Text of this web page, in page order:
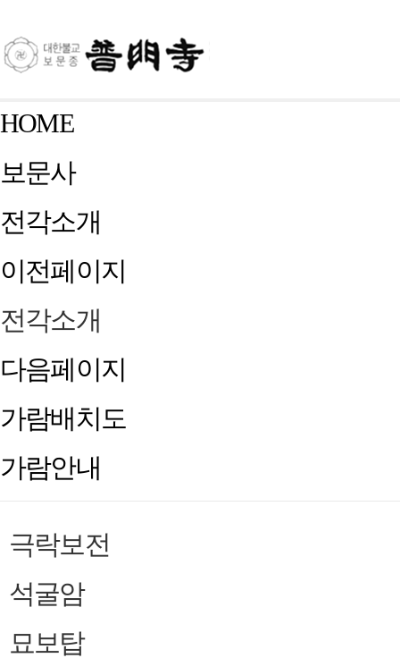
HOME
보문사
전각소개
이전페이지
전각소개
다음페이지
가람배치도
가람안내
극락보전
석굴암
묘보탑